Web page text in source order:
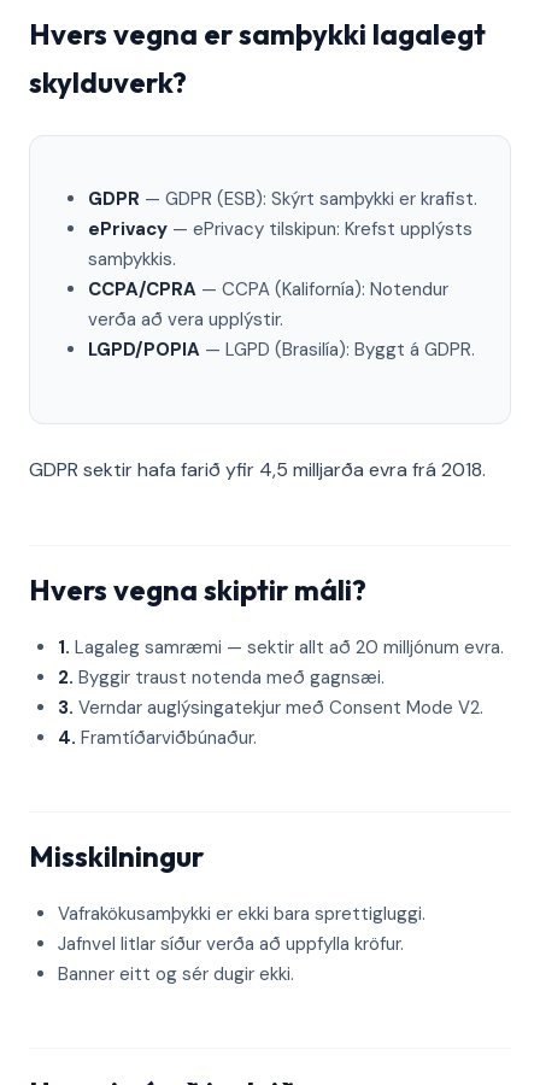
Hvers vegna er samþykki lagalegt
skylduverk?
GDPR — GDPR (ESB): Skýrt samþykki er krafist.
ePrivacy — ePrivacy tilskipun: Krefst upplýsts
samþykkis.
CCPA/CPRA — CCPA (Kalifornía): Notendur
verða að vera upplýstir.
LGPD/POPIA — LGPD (Brasilía): Byggt á GDPR.
GDPR sektir hafa farið yfir 4,5 milljarða evra frá 2018.
Hvers vegna skiptir máli?
1. Lagaleg samræmi — sektir allt að 20 milljónum evra.
2. Byggir traust notenda með gagnsæi.
3. Verndar auglýsingatekjur með Consent Mode V2.
4. Framtíðarviðbúnaður.
Misskilningur
Vafrakökusamþykki er ekki bara sprettigluggi.
Jafnvel litlar síður verða að uppfylla kröfur.
Banner eitt og sér dugir ekki.